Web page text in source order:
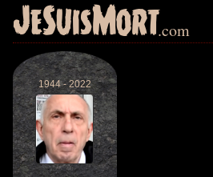
JeSuisMort.com
1944 - 2022